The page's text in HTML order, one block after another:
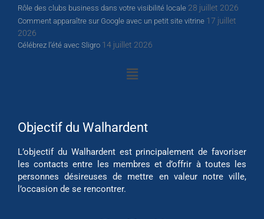
Rôle des clubs business dans votre visibilité locale 28 juillet 2026
Comment apparaître sur Google avec un petit site vitrine 17 juillet
2026
Célébrez l’été avec Sligro 14 juillet 2026
Objectif du Walhardent
L’objectif du Walhardent est principalement de favoriser
les contacts entre les membres et d’offrir à toutes les
personnes désireuses de mettre en valeur notre ville,
l’occasion de se rencontrer.